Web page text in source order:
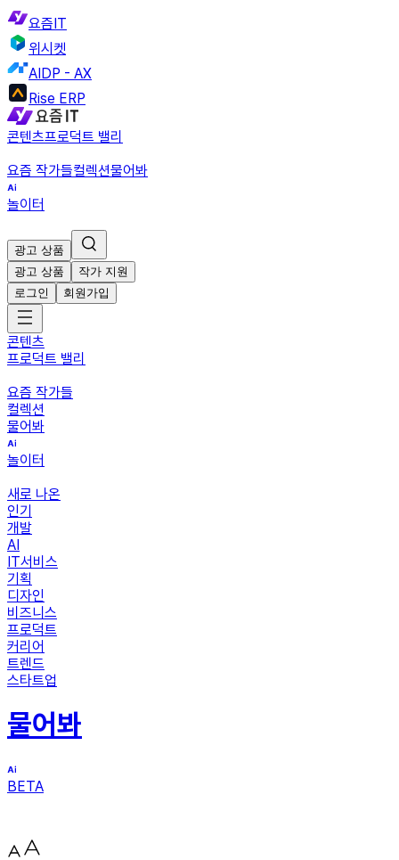
요즘IT
위시켓
AIDP - AX
Rise ERP
콘텐츠프로덕트 밸리
요즘 작가들컬렉션물어봐
놀이터
광고 상품
광고 상품
작가 지원
로그인
회원가입
콘텐츠
프로덕트 밸리
요즘 작가들
컬렉션
물어봐
놀이터
새로 나온
인기
개발
AI
IT서비스
기획
디자인
비즈니스
프로덕트
커리어
트렌드
스타트업
물어봐
BETA